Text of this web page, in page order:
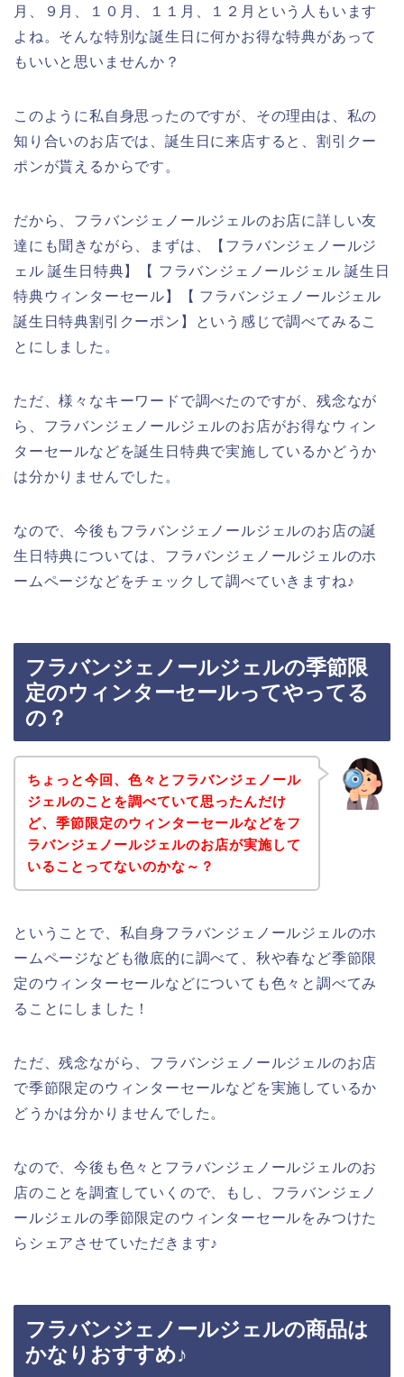
月、９月、１０月、１１月、１２月という人もいます
よね。そんな特別な誕生日に何かお得な特典があって
もいいと思いませんか？
このように私自身思ったのですが、その理由は、私の
知り合いのお店では、誕生日に来店すると、割引クー
ポンが貰えるからです。
だから、フラバンジェノールジェルのお店に詳しい友
達にも聞きながら、まずは、【フラバンジェノールジ
ェル 誕生日特典】【 フラバンジェノールジェル 誕生日
特典ウィンターセール】【 フラバンジェノールジェル
誕生日特典割引クーポン】という感じで調べてみるこ
とにしました。
ただ、様々なキーワードで調べたのですが、残念なが
ら、フラバンジェノールジェルのお店がお得なウィン
ターセールなどを誕生日特典で実施しているかどうか
は分かりませんでした。
なので、今後もフラバンジェノールジェルのお店の誕
生日特典については、フラバンジェノールジェルのホ
ームページなどをチェックして調べていきますね♪
フラバンジェノールジェルの季節限
定のウィンターセールってやってる
の？
ちょっと今回、色々とフラバンジェノール
ジェルのことを調べていて思ったんだけ
ど、季節限定のウィンターセールなどをフ
ラバンジェノールジェルのお店が実施して
いることってないのかな～？
ということで、私自身フラバンジェノールジェルのホ
ームページなども徹底的に調べて、秋や春など季節限
定のウィンターセールなどについても色々と調べてみ
ることにしました！
ただ、残念ながら、フラバンジェノールジェルのお店
で季節限定のウィンターセールなどを実施しているか
どうかは分かりませんでした。
なので、今後も色々とフラバンジェノールジェルのお
店のことを調査していくので、もし、フラバンジェノ
ールジェルの季節限定のウィンターセールをみつけた
らシェアさせていただきます♪
フラバンジェノールジェルの商品は
かなりおすすめ♪